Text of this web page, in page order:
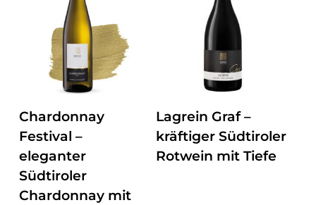
ZUM PRODUKT
Chardonnay
Festival –
eleganter
Südtiroler
Chardonnay mit
ZUM PRODUKT
Lagrein Graf –
kräftiger Südtiroler
Rotwein mit Tiefe